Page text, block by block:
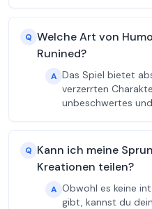
Q Welche Art von
Runined?
A Das Spiel bietet
verzerrten
unbeschwertes
Q Kann ich meine
Kreationen teilen?
A Obwohl es keine
gibt, kannst du